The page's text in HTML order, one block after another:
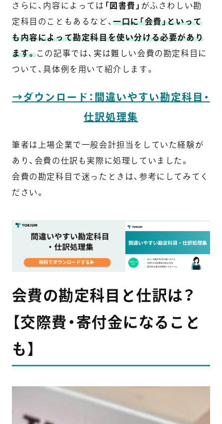
さらに、内容によっては 「図書費」 がふさわしい勘
定科目のこともあるなど、一口に「会費」といって
も内容によって勘定科目を使い分ける必要があり
ます。この記事では、実は難しい会費の勘定科目に
ついて、具体例を用いて紹介します。
→ダウンロード：間違いやすい勘定科目・
仕訳処理集
筆者は上場企業で一般会計担当をしていた経験が
あり、会費の仕訳も実際に処理していました。
会費の勘定科目で迷ったときは、参考にしてみてく
ださい。
会費の勘定科目と仕訳は？
【交際費・寄付金になること
も】